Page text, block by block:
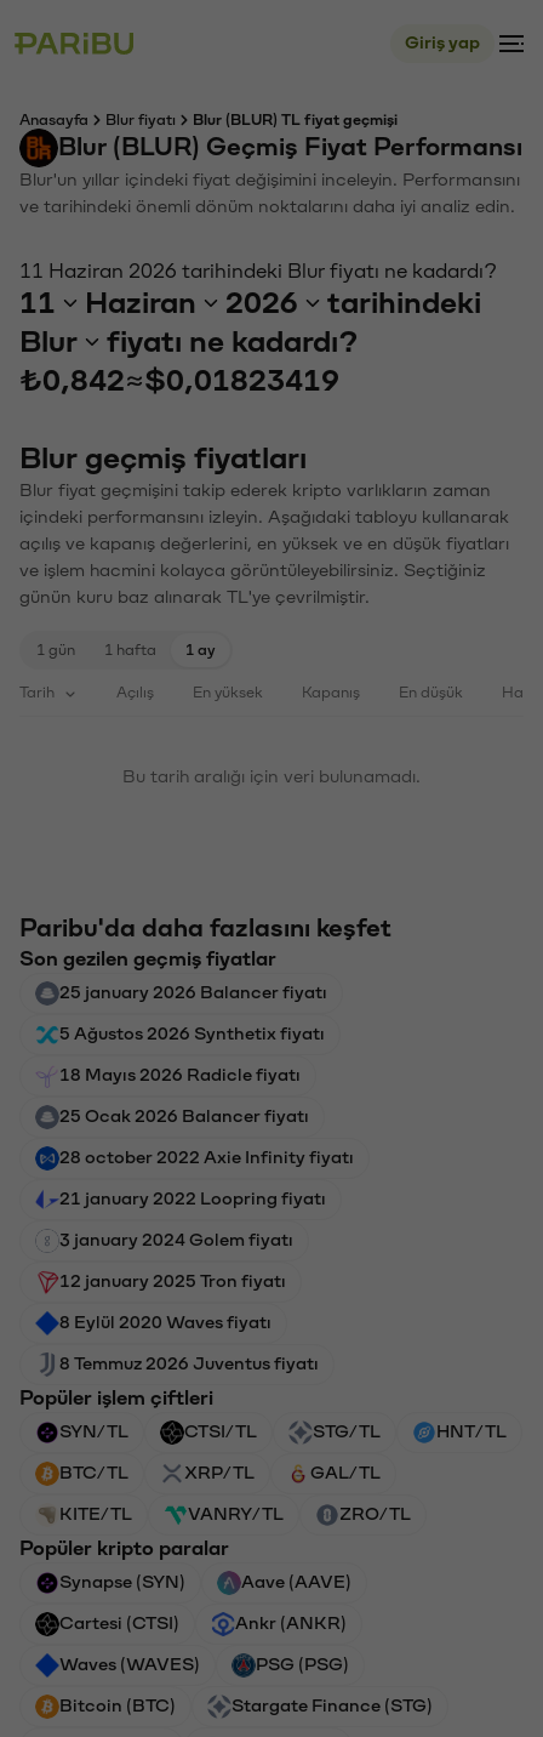
Giriş yap
Anasayfa Blur fiyatı Blur (BLUR) TL fiyat geçmişi
Blur (BLUR) Geçmiş Fiyat Performansı
Blur'un yıllar içindeki fiyat değişimini inceleyin. Performansını
ve tarihindeki önemli dönüm noktalarını daha iyi analiz edin.
11 Haziran 2026 tarihindeki Blur fiyatı ne kadardı?
11 Haziran 2026
tarihindeki
Blur
fiyatı ne kadardı?
₺0,842≈$0,01823419
Blur geçmiş fiyatları
Blur fiyat geçmişini takip ederek kripto varlıkların zaman
içindeki performansını izleyin. Aşağıdaki tabloyu kullanarak
açılış ve kapanış değerlerini, en yüksek ve en düşük fiyatları
ve işlem hacmini kolayca görüntüleyebilirsiniz. Seçtiğiniz
günün kuru baz alınarak TL'ye çevrilmiştir.
1 gün 1 hafta 1 ay
Tarih Açılış En yüksek Kapanış En düşük
Bu tarih aralığı için veri bulunamadı.
Paribu'da daha fazlasını keşfet
Son gezilen geçmiş fiyatlar
25 january 2026 Balancer fiyatı
5 Ağustos 2026 Synthetix fiyatı
18 Mayıs 2026 Radicle fiyatı
25 Ocak 2026 Balancer fiyatı
28 october 2022 Axie Infinity fiyatı
21 january 2022 Loopring fiyatı
3 january 2024 Golem fiyatı
12 january 2025 Tron fiyatı
8 Eylül 2020 Waves fiyatı
8 Temmuz 2026 Juventus fiyatı
Popüler işlem çiftleri
SYN/TL CTSI/TL STG/TL HNT/TL
BTC/TL XRP/TL GAL/TL
KITE/TL VANRY/TL ZRO/TL
Popüler kripto paralar
Synapse (SYN) Aave (AAVE)
Cartesi (CTSI) Ankr (ANKR)
Waves (WAVES) PSG (PSG)
Bitcoin (BTC) Stargate Finance (STG)